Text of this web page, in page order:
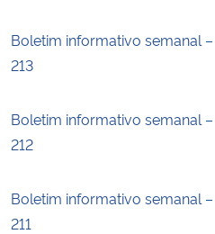
Boletim informativo semanal
213
Boletim informativo semanal
212
Boletim informativo semanal
211